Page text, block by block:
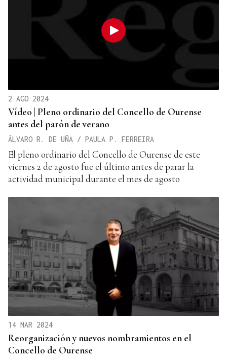
2 AGO 2024
Vídeo | Pleno ordinario del Concello de Ourense
antes del parón de verano
ÁLVARO R. DE UÑA / PAULA P. FERREIRA
El pleno ordinario del Concello de Ourense de este
viernes 2 de agosto fue el último antes de parar la
actividad municipal durante el mes de agosto
14 MAR 2024
Reorganización y nuevos nombramientos en el
Concello de Ourense